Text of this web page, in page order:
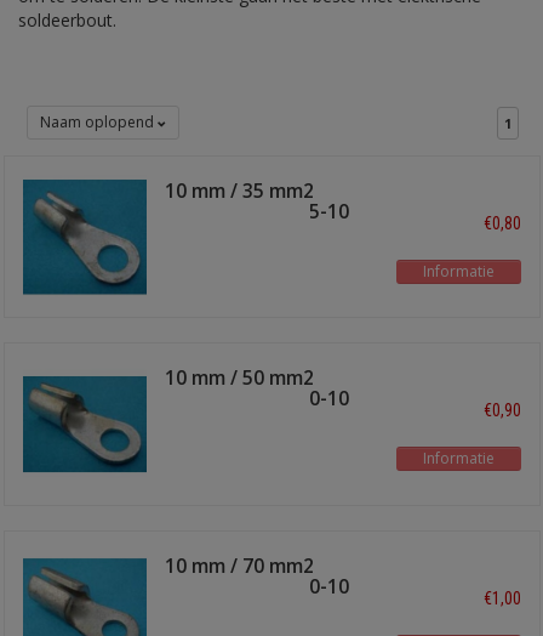
soldeerbout.
Naam oplopend 1
10 mm / 35 mm2
soldeeroog TI-35-10
€0,80
Informatie
10 mm / 50 mm2
soldeeroog TI-50-10
€0,90
Informatie
10 mm / 70 mm2
soldeeroog TI-70-10
€1,00